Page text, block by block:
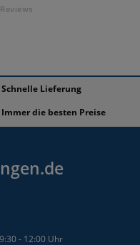
Schnelle Lieferung
Immer die besten Preise
9:30 - 12:00 Uhr